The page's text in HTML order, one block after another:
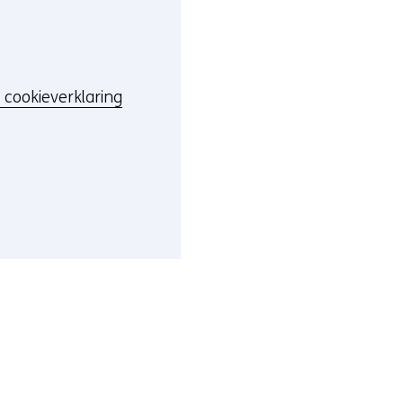
cookieverklaring